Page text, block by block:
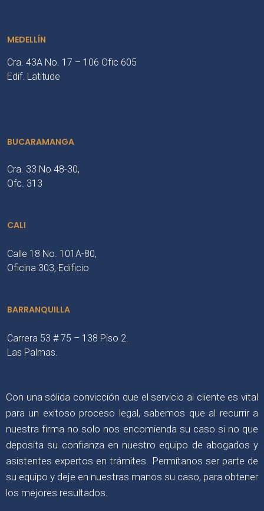
MEDELLÍN
Cra. 43A No. 17 – 106 Ofic 605
Edif. Latitude
BUCARAMANGA
Cra. 33 No 48-30,
Ofc. 313
CALI
Calle 18 No. 101A-80,
Oficina 303, Edificio
BARRANQUILLA
Carrera 53 # 75 – 138 Piso 2.
Las Palmas.
Con una sólida convicción que el servicio al cliente es vital
para un exitoso proceso legal, sabemos que al recurrir a
nuestra firma no solo nos encomienda su caso si no que
deposita su confianza en nuestro equipo de abogados y
asistentes expertos en trámites. Permítanos ser parte de
su equipo y deje en nuestras manos su caso, para obtener
los mejores resultados.